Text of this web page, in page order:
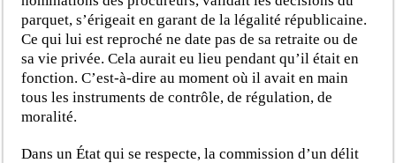
parquet, s’érigeait en garant de la légalité républicaine.
Ce qui lui est reproché ne date pas de sa retraite ou de
sa vie privée. Cela aurait eu lieu pendant qu’il était en
fonction. C’est-à-dire au moment où il avait en main
tous les instruments de contrôle, de régulation, de
moralité.
Dans un État qui se respecte, la commission d’un délit